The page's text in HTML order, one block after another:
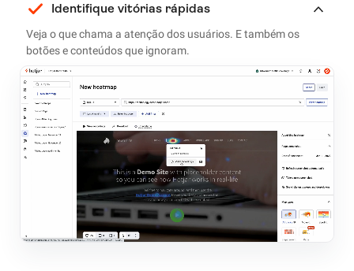
Identifique vitórias rápidas
Veja o que chama a atenção dos usuários. E também os
botões e conteúdos que ignoram.